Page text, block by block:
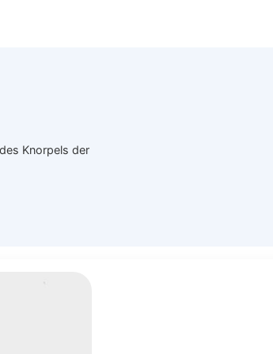
Knorpels der